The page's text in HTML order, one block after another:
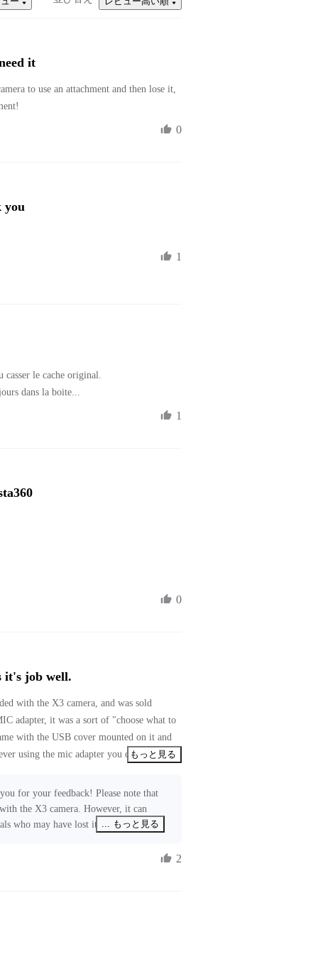
it
to use an attachment and then lose it,
0
you
1
casser le cache original.
dans la boite...
1
0
it's job well.
with the X3 camera, and was sold
adapter, it was a sort of "choose what to
with the USB cover mounted on it and
using the mic adapter you can always
もっと見る
for your feedback! Please note that
the X3 camera. However, it can
who may have lost it or want to
... もっと見る
2